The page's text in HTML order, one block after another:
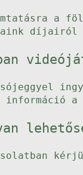
a
díjairól
a